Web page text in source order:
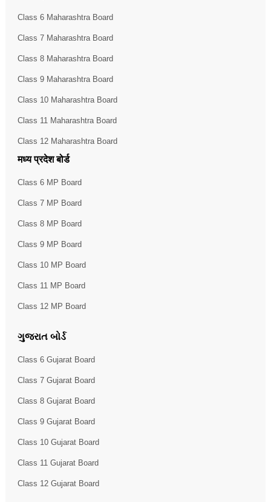
Class 6 Maharashtra Board
Class 7 Maharashtra Board
Class 8 Maharashtra Board
Class 9 Maharashtra Board
Class 10 Maharashtra Board
Class 11 Maharashtra Board
Class 12 Maharashtra Board
मध्य प्रदेश बोर्ड
Class 6 MP Board
Class 7 MP Board
Class 8 MP Board
Class 9 MP Board
Class 10 MP Board
Class 11 MP Board
Class 12 MP Board
ગુજરાત બોર્ડ
Class 6 Gujarat Board
Class 7 Gujarat Board
Class 8 Gujarat Board
Class 9 Gujarat Board
Class 10 Gujarat Board
Class 11 Gujarat Board
Class 12 Gujarat Board